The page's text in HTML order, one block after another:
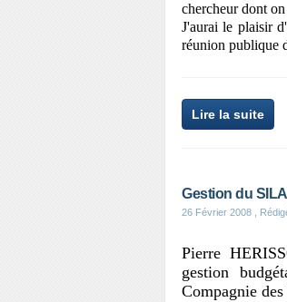
chercheur dont
J'aurai le plaisir
réunion publique
Lire la suite
Gestion du
26 Février 2008 ,
Pierre
gestion
Compagnie